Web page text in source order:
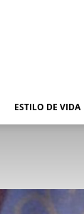
ESTILO DE VIDA